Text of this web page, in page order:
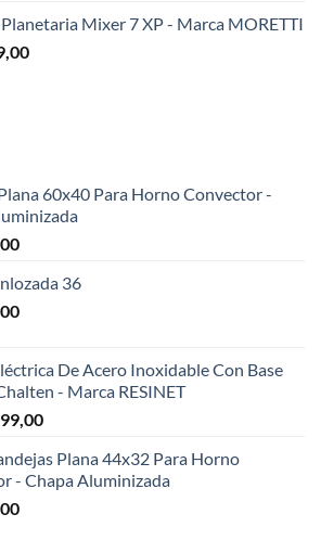
Mixer 7 XP - Marca MORETTI
60x40 Para Horno Convector -
36
De Acero Inoxidable Con Base
- Marca RESINET
Plana 44x32 Para Horno
- Chapa Aluminizada